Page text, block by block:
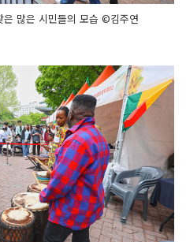
은 많은 시민들의 모습 ©김주연